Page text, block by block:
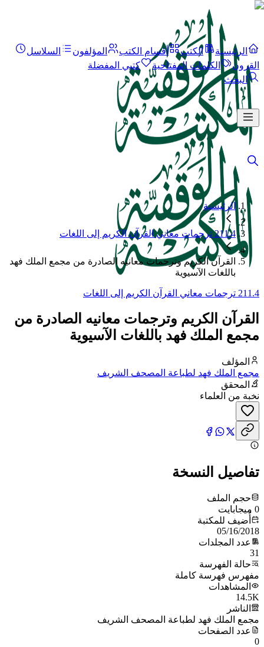
الرئيسية الكتب أقسام الكتب المؤلفون
السلاسل
القرون
الكلمات المفتاحية
كتبي المفضلة
البحث
الرئيسية
211.4 ترجمات معاني القرآن الكريم إلى اللغات
القرآن الكريم وترجمات معانيه الصادرة من مجمع الملك فهد
باللغات الآسيوية
211.4 ترجمات معاني القرآن الكريم إلى اللغات
القرآن الكريم وترجمات معانيه الصادرة من
مجمع الملك فهد باللغات الآسيوية
المؤلف
مجمع الملك فهد لطباعة المصحف الشريف
المحقق
نخبة من العلماء
تفاصيل النسخة
حجم الملف
0 ميجابايت
أُضيف للمكتبة
05/16/2018
عدد المجلدات
31
حالة الفهرسة
مفهرس فهرسة كاملة
المشاهدات
14.5K
الناشر
مجمع الملك فهد لطباعة المصحف الشريف
عدد الصفحات
0